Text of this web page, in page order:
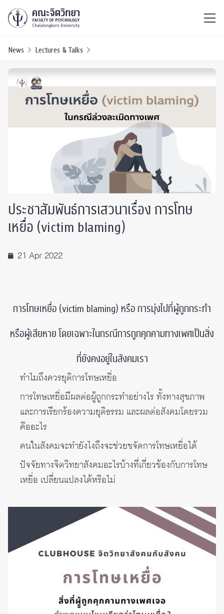
News Lectures & Talks
ประชาสัมพันธ์การเสวนาเรื่อง การโทษ
เหยื่อ (victim blaming)
21 Apr 2022
การโทษเหยื่อ (victim blaming) หรือ การมุ่งไปที่ผู้ถูกกระทำ
หรือผู้เสียหาย โดยเฉพาะในกรณีการถูกคุกคามทางเพศเป็นสิ่ง
ที่ยังคงอยู่ในสังคมเรา
ทำไมถึงควรยุติการโทษเหยื่อ
การโทษเหยื่อมีผลต่อผู้ถูกกระทำอย่างไร ทั้งทางสุขภาพ
และการเรียกร้องความยุติธรรม และผลต่อสังคมโดยรวม
คืออะไร
คนในสังคมจะทำยังไงถึงจะช่วยขจัดการโทษเหยื่อได้
ปัจจัยทางจิตวิทยาสังคมอะไรบ้างที่เกี่ยวข้องกับการโทษ
เหยื่อ เปลี่ยนแปลงได้หรือไม่